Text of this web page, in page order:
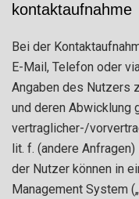
kontaktaufnahme
Bei der
E-Mail, Telefon oder
Angaben des Nutzers
und deren Abwicklung
vertraglicher-/
lit. f. (andere
der Nutzer können in
Management System